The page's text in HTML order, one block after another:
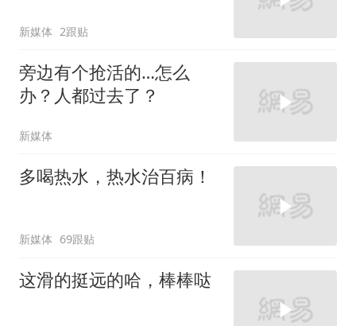
新媒体 2跟贴
旁边有个抢活的…怎么
办？人都过去了？
新媒体
多喝热水，热水治百病！
新媒体 69跟贴
这滑的挺远的哈，棒棒哒